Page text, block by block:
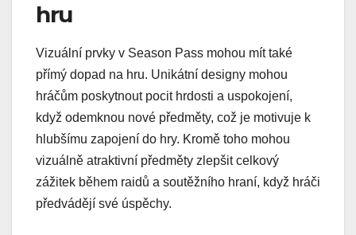
hru
Vizuální prvky v Season Pass mohou mít také
přímý dopad na hru. Unikátní designy mohou
hráčům poskytnout pocit hrdosti a uspokojení,
když odemknou nové předměty, což je motivuje k
hlubšímu zapojení do hry. Kromě toho mohou
vizuálně atraktivní předměty zlepšit celkový
zážitek během raidů a soutěžního hraní, když hráči
předvádějí své úspěchy.